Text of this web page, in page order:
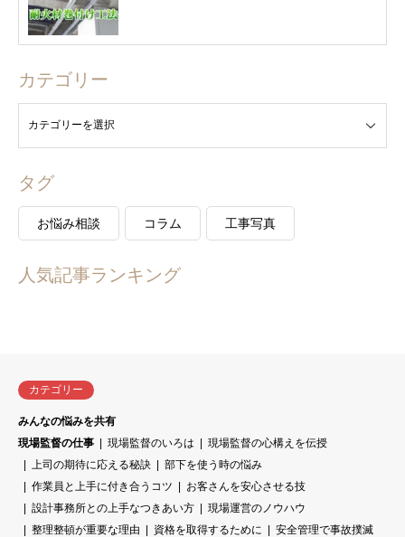
カテゴリー
タグ
お悩み相談 コラム 工事写真
人気記事ランキング
カテゴリー
みんなの悩みを共有
現場監督の仕事
現場監督のいろは
現場監督の心構えを伝授
上司の期待に応える秘訣
部下を使う時の悩み
作業員と上手に付き合うコツ
お客さんを安心させる技
設計事務所との上手なつきあい方
現場運営のノウハウ
整理整頓が重要な理由
資格を取得するために
安全管理で事故撲滅